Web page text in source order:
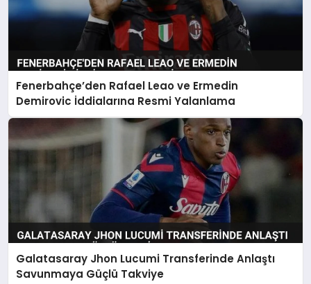
Fenerbahçe’den Rafael Leao ve Ermedin
Demirovic İddialarına Resmi Yalanlama
Galatasaray Jhon Lucumi Transferinde Anlaştı
Savunmaya Güçlü Takviye